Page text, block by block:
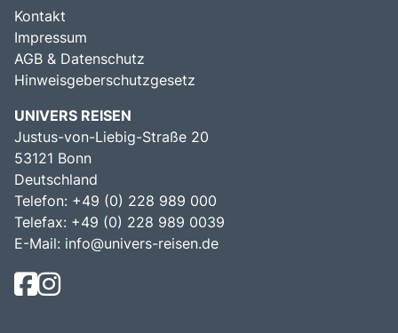
Kontakt
Impressum
AGB & Datenschutz
Hinweisgeberschutzgesetz
UNIVERS REISEN
Justus-von-Liebig-Straße 20
53121 Bonn
Deutschland
Telefon: +49 (0) 228 989 000
Telefax: +49 (0) 228 989 0039
E-Mail: info@univers-reisen.de